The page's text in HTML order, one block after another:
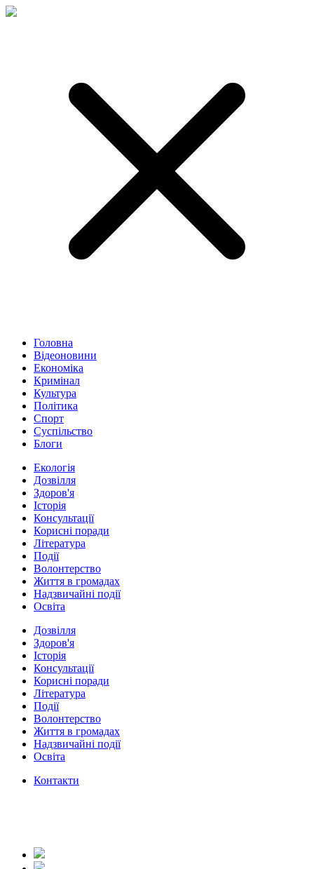
Головна
Відеоновини
Економіка
Кримінал
Культура
Політика
Спорт
Суспільство
Блоги
Екологія
Дозвілля
Здоров'я
Історія
Консультації
Корисні поради
Література
Події
Волонтерство
Життя в громадах
Надзвичайні події
Освіта
Дозвілля
Здоров'я
Історія
Консультації
Корисні поради
Література
Події
Волонтерство
Життя в громадах
Надзвичайні події
Освіта
Контакти